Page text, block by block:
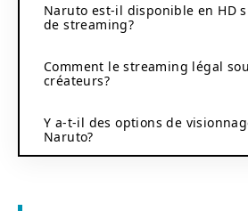
Naruto est-il disponible en HD
de streaming?
Comment le streaming légal
créateurs?
Y a-t-il des options de
Naruto?